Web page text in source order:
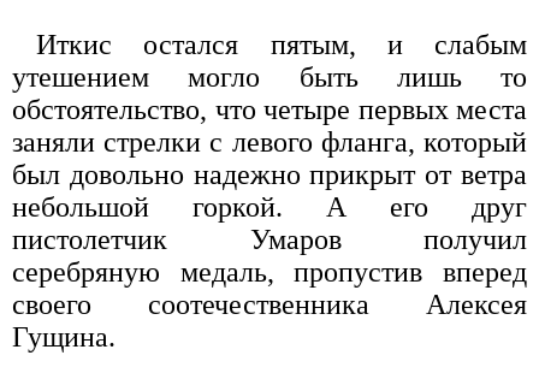
Иткис остался пятым, и слабым
утешением могло быть лишь то
обстоятельство, что четыре первых места
заняли стрелки с левого фланга, который
был довольно надежно прикрыт от ветра
небольшой горкой. А его друг
пистолетчик Умаров получил
серебряную медаль, пропустив вперед
своего соотечественника Алексея
Гущина.